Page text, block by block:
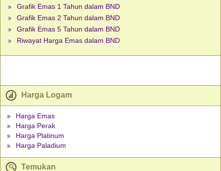
Grafik Emas 1 Tahun dalam BND
Grafik Emas 2 Tahun dalam BND
Grafik Emas 5 Tahun dalam BND
Riwayat Harga Emas dalam BND
Harga Logam
Harga Emas
Harga Perak
Harga Platinum
Harga Paladium
Temukan